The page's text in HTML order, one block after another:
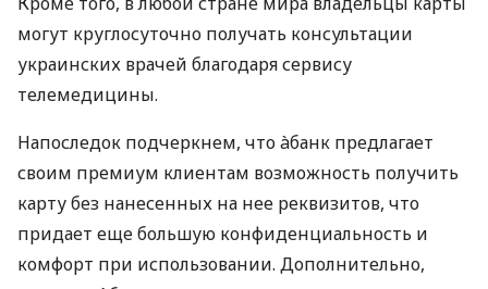
могут круглосуточно получать консультации
украинских врачей благодаря сервису
телемедицины.
Напоследок подчеркнем, что àбанк предлагает
своим премиум клиентам возможность получить
карту без нанесенных на нее реквизитов, что
придает еще большую конфиденциальность и
комфорт при использовании. Дополнительно,